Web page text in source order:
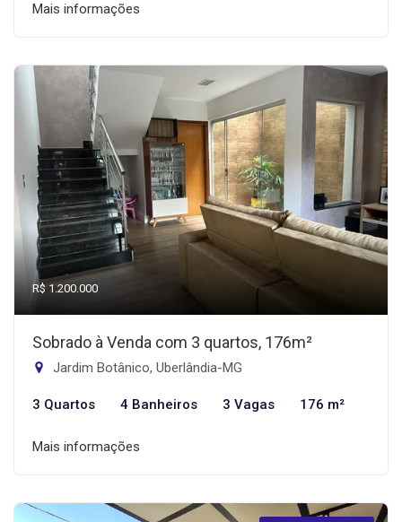
Mais informações
R$ 1.200.000
Sobrado à Venda com 3 quartos, 176m²
Jardim Botânico, Uberlândia-MG
3 Quartos 4 Banheiros 3 Vagas 176 m²
Mais informações